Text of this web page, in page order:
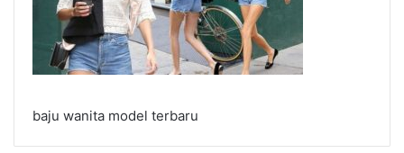
baju wanita model terbaru